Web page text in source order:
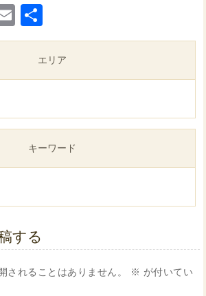
Email
有
エリア
キーワード
する
されることはありません。 ※ が付いてい